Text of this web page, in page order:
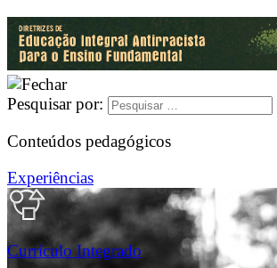
Pesquisar por:
Conteúdos pedagógicos
Experiências
Currículo Integrado